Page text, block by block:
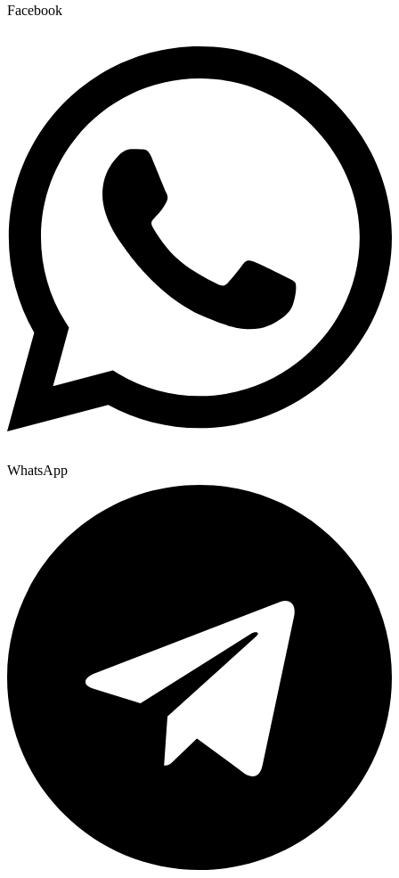
Facebook
WhatsApp